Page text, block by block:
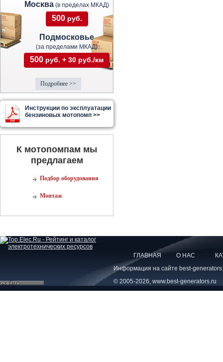
Москва (в пределах МКАД)
500 руб.
Подмосковье
(за пределами МКАД)
500 руб. + 30 руб./км
Подробнее >>
Инструкции по эксплуатации
бензиновых мотопомп >>
К мотопомпам мы
предлагаем
Подбор оборудования
Монтаж
ГЛАВНАЯ О НАС
Информация на сайте best-
© 2005-2026, www.best-generators.ru